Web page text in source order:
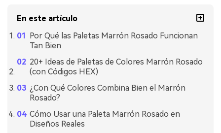
En este artículo
Por Qué las Paletas Marrón Rosado Funcionan
Tan Bien
20+ Ideas de Paletas de Colores Marrón Rosado
(con Códigos HEX)
¿Con Qué Colores Combina Bien el Marrón
Rosado?
Cómo Usar una Paleta Marrón Rosado en
Diseños Reales